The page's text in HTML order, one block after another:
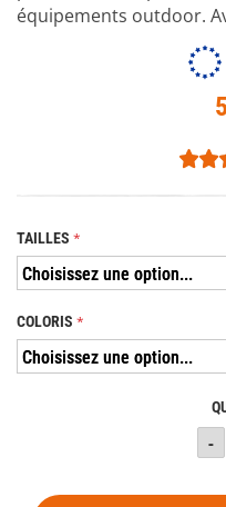
équipements outdoor.
TAILLES
COLORIS